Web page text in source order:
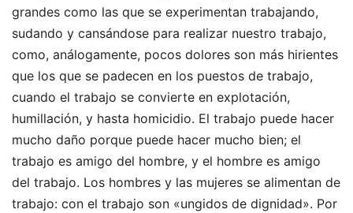
grandes como las que se experimentan trabajando,
sudando y cansándose para realizar nuestro trabajo,
como, análogamente, pocos dolores son más hirientes
que los que se padecen en los puestos de trabajo,
cuando el trabajo se convierte en explotación,
humillación, y hasta homicidio. El trabajo puede hacer
mucho daño porque puede hacer mucho bien; el
trabajo es amigo del hombre, y el hombre es amigo
del trabajo. Los hombres y las mujeres se alimentan de
trabajo: con el trabajo son «ungidos de dignidad». Por